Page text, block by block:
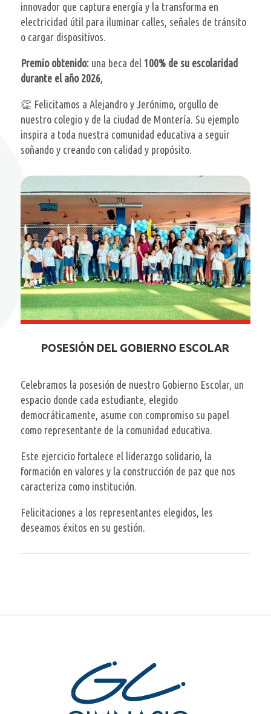
innovador que captura energía y la transforma en
electricidad útil para iluminar calles, señales de tránsito
o cargar dispositivos.
Premio obtenido:una beca del 100% de su escolaridad
durante el año 2026,
👏 Felicitamos a Alejandro y Jerónimo, orgullo de
nuestro colegio y de la ciudad de Montería. Su ejemplo
inspira a toda nuestra comunidad educativa a seguir
soñando y creando con calidad y propósito.
POSESIÓN DEL GOBIERNO ESCOLAR
Celebramos la posesión de nuestro Gobierno Escolar, un
espacio donde cada estudiante, elegido
democráticamente, asume con compromiso su papel
como representante de la comunidad educativa.
Este ejercicio fortalece el liderazgo solidario, la
formación en valores y la construcción de paz que nos
caracteriza como institución.
Felicitaciones a los representantes elegidos, les
deseamos éxitos en su gestión.